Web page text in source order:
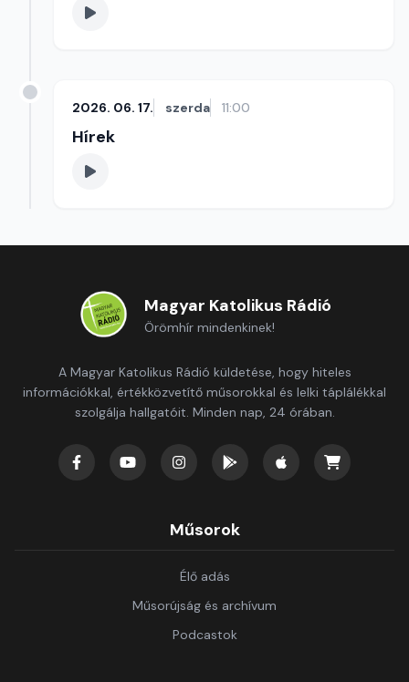
2026. 06. 17. szerda 11:00
Hírek
Magyar Katolikus Rádió
Örömhír mindenkinek!
A Magyar Katolikus Rádió küldetése, hogy hiteles
információkkal, értékközvetítő műsorokkal és lelki táplálékkal
szolgálja hallgatóit. Minden nap, 24 órában.
Műsorok
Élő adás
Műsorújság és archívum
Podcastok